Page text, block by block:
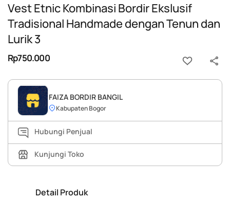
Vest Etnic Kombinasi Bordir Ekslusif
Tradisional Handmade dengan Tenun dan
Lurik 3
Rp750.000
FAIZA BORDIR BANGIL
Kabupaten Bogor
Hubungi Penjual
Kunjungi Toko
Detail Produk